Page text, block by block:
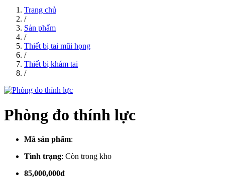
Trang chủ
/
Sản phẩm
/
Thiết bị tai mũi họng
/
Thiết bị khám tai
/
Phòng đo thính lực
Mã sản phẩm:
Tình trạng: Còn trong kho
85,000,000đ